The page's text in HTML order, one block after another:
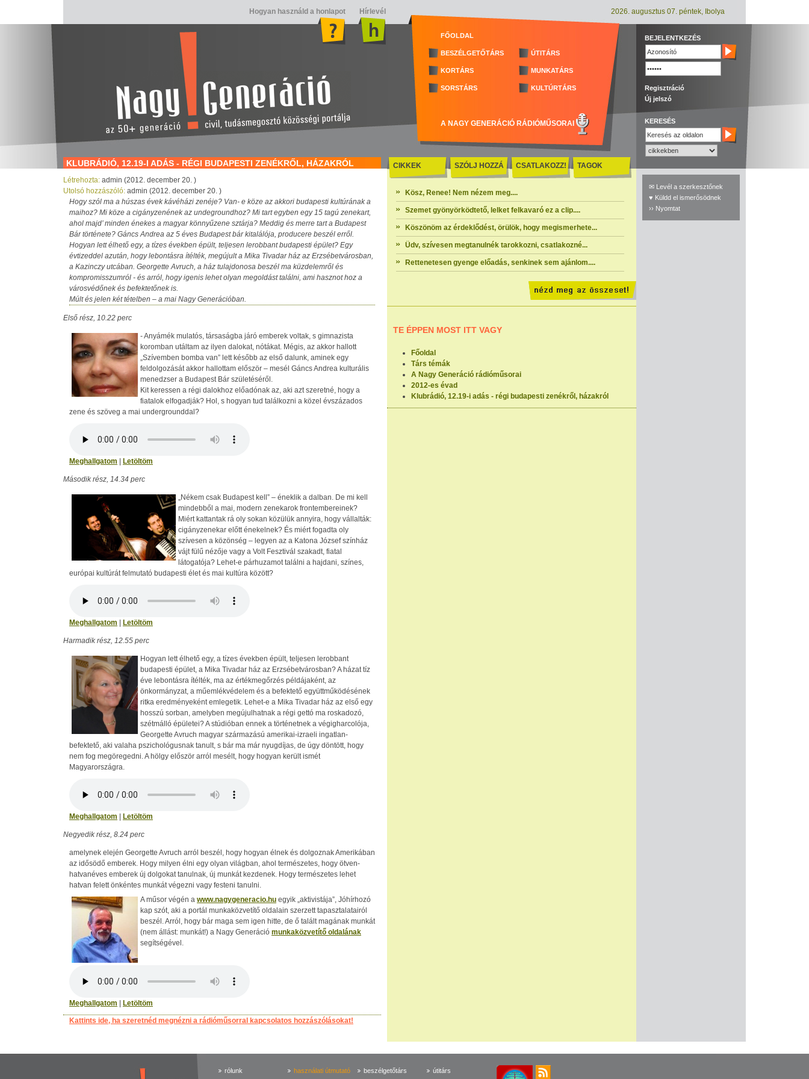
Hogyan használd a honlapot Hírlevél 2026. augusztus 07. péntek, Ibolya
FŐOLDAL
BESZÉLGETŐTÁRS ÚTITÁRS
KORTÁRS MUNKATÁRS
SORSTÁRS KULTÚRTÁRS
A NAGY GENERÁCIÓ RÁDIÓMŰSORAI
BEJELENTKEZÉS
Regisztráció
Új jelszó
KERESÉS
KLUBRÁDIÓ, 12.19-I ADÁS - RÉGI BUDAPESTI ZENÉKRŐL, HÁZAKRÓL
Létrehozta: admin (2012. december 20. )
Utolsó hozzászóló: admin (2012. december 20. )
Hogy szól ma a húszas évek kávéházi zenéje? Van- e köze az akkori budapesti kultúrának a
maihoz? Mi köze a cigányzenének az undegroundhoz? Mi tart egyben egy 15 tagú zenekart,
ahol majd’ minden énekes a magyar könnyűzene sztárja? Meddig és merre tart a Budapest
Bár története? Gáncs Andrea az 5 éves Budapest bár kitalálója, producere beszél erről.
Hogyan lett élhető egy, a tízes években épült, teljesen lerobbant budapesti épület? Egy
évtizeddel azután, hogy lebontásra ítélték, megújult a Mika Tivadar ház az Erzsébetvárosban,
a Kazinczy utcában. Georgette Avruch, a ház tulajdonosa beszél ma küzdelemről és
kompromisszumról - és arról, hogy igenis lehet olyan megoldást találni, ami hasznot hoz a
városvédőnek és befektetőnek is.
Múlt és jelen két tételben – a mai Nagy Generációban.
Első rész, 10.22 perc
- Anyámék mulatós, társaságba járó emberek voltak, s gimnazista
koromban utáltam az ilyen dalokat, nótákat. Mégis, az akkor hallott
„Szívemben bomba van” lett később az első dalunk, aminek egy
feldolgozását akkor hallottam először – mesél Gáncs Andrea kulturális
menedzser a Budapest Bár születéséről.
Kit keressen a régi dalokhoz előadónak az, aki azt szeretné, hogy a
fiatalok elfogadják? Hol, s hogyan tud találkozni a közel évszázados
zene és szöveg a mai undergrounddal?
Meghallgatom Letöltöm
Második rész, 14.34 perc
„Nékem csak Budapest kell” – éneklik a dalban. De mi kell
mindebből a mai, modern zenekarok frontembereinek?
Miért kattantak rá oly sokan közülük annyira, hogy vállalták:
cigányzenekar előtt énekelnek? És miért fogadta oly
szívesen a közönség – legyen az a Katona József színház
vájt fülű nézője vagy a Volt Fesztivál szakadt, fiatal
látogatója? Lehet-e párhuzamot találni a hajdani, színes,
európai kultúrát felmutató budapesti élet és mai kultúra között?
Meghallgatom Letöltöm
Harmadik rész, 12.55 perc
Hogyan lett élhető egy, a tízes években épült, teljesen lerobbant
budapesti épület, a Mika Tivadar ház az Erzsébetvárosban? A házat tíz
éve lebontásra ítélték, ma az értékmegőrzés példájaként, az
önkormányzat, a műemlékvédelem és a befektető együttműködésének
ritka eredményeként emlegetik. Lehet-e a Mika Tivadar ház az első egy
hosszú sorban, amelyben megújulhatnak a régi gettó ma roskadozó,
szétmálló épületei? A stúdióban ennek a történetnek a végigharcolója,
Georgette Avruch magyar származású amerikai-izraeli ingatlan-
befektető, aki valaha pszichológusnak tanult, s bár ma már nyugdíjas, de úgy döntött, hogy
nem fog megöregedni. A hölgy először arról mesélt, hogy hogyan került ismét
Magyarországra.
Meghallgatom Letöltöm
Negyedik rész, 8.24 perc
amelynek elején Georgette Avruch arról beszél, hogy hogyan élnek és dolgoznak Amerikában
az idősödő emberek. Hogy milyen élni egy olyan világban, ahol természetes, hogy ötven-
hatvanéves emberek új dolgokat tanulnak, új munkát kezdenek. Hogy természetes lehet
hatvan felett önkéntes munkát végezni vagy festeni tanulni.
A műsor végén a www.nagygeneracio.hu egyik „aktivistája”, Jóhírhozó
kap szót, aki a portál munkaközvetítő oldalain szerzett tapasztalatairól
beszél. Arról, hogy bár maga sem igen hitte, de ő talált magának munkát
(nem állást: munkát!) a Nagy Generáció munkaközvetítő oldalának
segítségével.
Meghallgatom Letöltöm
Kattints ide, ha szeretnéd megnézni a rádióműsorral kapcsolatos hozzászólásokat!
CIKKEK SZÓLJ HOZZÁ CSATLAKOZZ! TAGOK
Kösz, Renee! Nem nézem meg....
Szemet gyönyörködtető, lelket felkavaró ez a clip....
Köszönöm az érdeklődést, örülök, hogy megismerhete...
Üdv, szívesen megtanulnék tarokkozni, csatlakozné...
Rettenetesen gyenge előadás, senkinek sem ajánlom....
TE ÉPPEN MOST ITT VAGY
Főoldal
Társ témák
A Nagy Generáció rádióműsorai
2012-es évad
Klubrádió, 12.19-i adás - régi budapesti zenékről, házakról
✉ Levél a szerkesztőnek
♥ Küldd el ismerősödnek
›› Nyomtat
rólunk használati útmutató beszélgetőtárs útitárs